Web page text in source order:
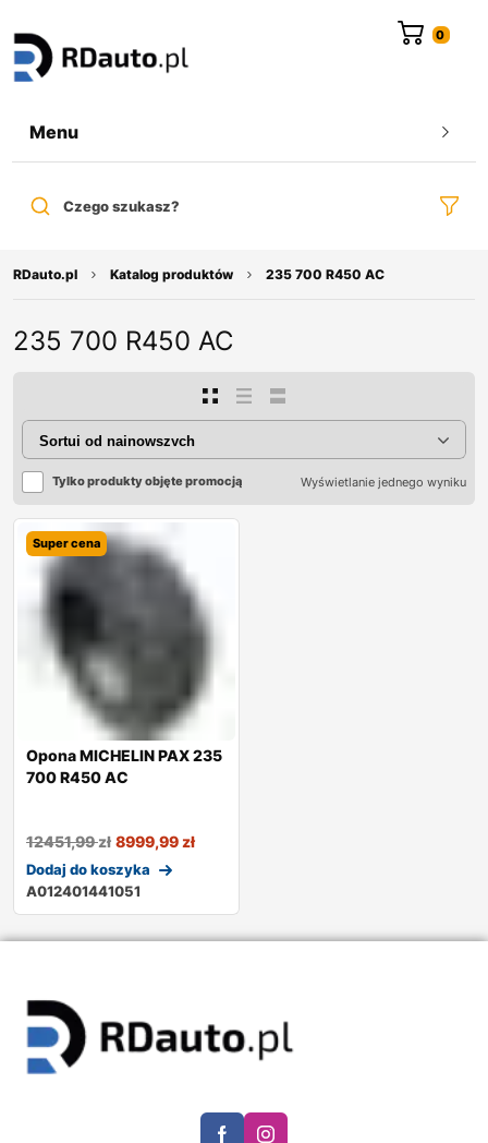
Menu
Czego szukasz?
RDauto.pl Katalog produktów 235 700 R450 AC
235 700 R450 AC
Tylko produkty objęte promocją Wyświetlanie jednego wyniku
Super cena
Opona MICHELIN PAX 235
700 R450 AC
12451,99zł 8999,99zł
Dodaj do koszyka
A012401441051